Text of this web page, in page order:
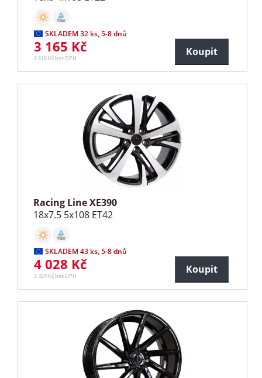
SKLADEM 32 ks, 5-8 dnů
3 165 Kč
2 616 Kč bez DPH
Koupit
Racing Line XE390
18x7.5 5x108 ET42
SKLADEM 43 ks, 5-8 dnů
4 028 Kč
3 329 Kč bez DPH
Koupit